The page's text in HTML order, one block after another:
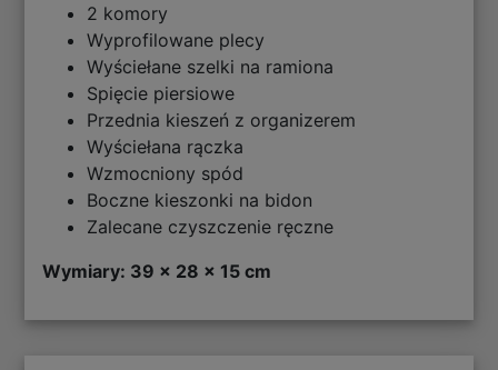
2 komory
Wyprofilowane plecy
Wyściełane szelki na ramiona
Spięcie piersiowe
Przednia kieszeń z organizerem
Wyściełana rączka
Wzmocniony spód
Boczne kieszonki na bidon
Zalecane czyszczenie ręczne
Wymiary: 39 x 28 x 15 cm